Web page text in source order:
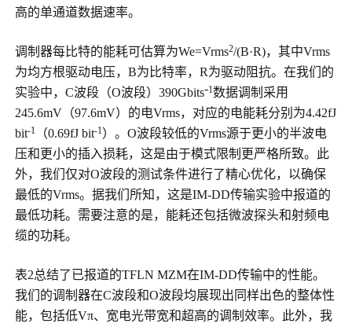
高的单通道数据速率。
调制器每比特的能耗可估算为We=Vrms2/(B·R)，其中Vrms
为均方根驱动电压，B为比特率，R为驱动阻抗。在我们的
实验中，C波段（O波段）390Gbits-1数据调制采用
245.6mV（97.6mV）的电Vrms，对应的电能耗分别为4.42fJ
bit-1 （0.69fJ bit-1）。O波段较低的Vrms源于更小的半波电
压和更小的插入损耗，这是由于模式限制更严格所致。此
外，我们仅对O波段的测试条件进行了精心优化，以确保
最低的Vrms。据我们所知，这是IM-DD传输实验中报道的
最低功耗。需要注意的是，能耗还包括微波探头和射频电
缆的功耗。
表2总结了已报道的TFLN MZM在IM-DD传输中的性能。
我们的调制器在C波段和O波段均展现出同样出色的整体性
能，包括低Vπ、宽电光带宽和超高的调制效率。此外，我